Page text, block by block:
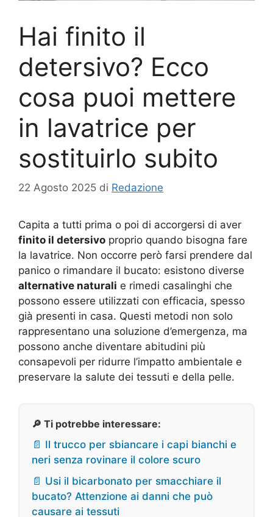
Hai finito il
detersivo? Ecco
cosa puoi mettere
in lavatrice per
sostituirlo subito
22 Agosto 2025 di Redazione
Capita a tutti prima o poi di accorgersi di aver
finito il detersivo proprio quando bisogna fare
la lavatrice. Non occorre però farsi prendere dal
panico o rimandare il bucato: esistono diverse
alternative naturali e rimedi casalinghi che
possono essere utilizzati con efficacia, spesso
già presenti in casa. Questi metodi non solo
rappresentano una soluzione d’emergenza, ma
possono anche diventare abitudini più
consapevoli per ridurre l’impatto ambientale e
preservare la salute dei tessuti e della pelle.
🔎 Ti potrebbe interessare:
📄 Il trucco per sbiancare i capi bianchi e
neri senza rovinare il colore scuro
📄 Usi il bicarbonato per smacchiare il
bucato? Attenzione ai danni che può
causare ai tessuti